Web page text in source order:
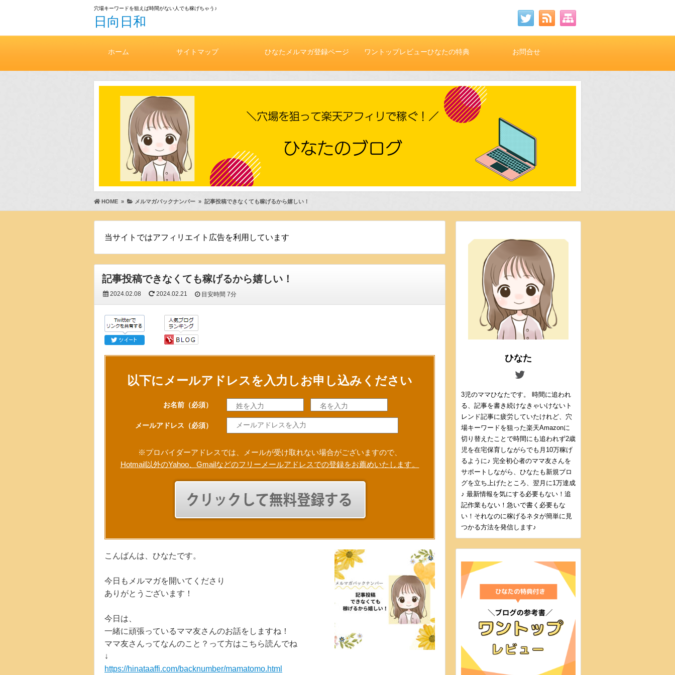
穴場キーワードを狙えば時間がない人でも稼げちゃう♪
日向日和
ホーム サイトマップ ひなたメルマガ登録ページ ワントップレビューひなたの特典
付き
お問合せ
HOME » メルマガバックナンバー » 記事投稿できなくても稼げるから嬉しい！
当サイトではアフィリエイト広告を利用しています
記事投稿できなくても稼げるから嬉しい！
2024.02.08 2024.02.21 目安時間7分
以下にメールアドレスを入力しお申し込みください
お名前（必須）
メールアドレス （必須）
※プロバイダーアドレスでは、メールが受け取れない場合がございますので、
Hotmail以外のYahoo、Gmailなどのフリーメールアドレスでの登録をお薦めいたします。
こんばんは、ひなたです。
今日もメルマガを開いてくださり
ありがとうございます！
今日は、
一緒に頑張っているママ友さんのお話をしますね！
ママ友さんってなんのこと？って方はこちら読んでね
↓
https://hinataaffi.com/backnumber/mamatomo.html
ひなた
3児のママひなたです。 時間に追われ
る、記事を書き続けなきゃいけないト
レンド記事に疲労していたけれど、穴
場キーワードを狙った楽天Amazonに
切り替えたことで時間にも追われず2歳
児を在宅保育しながらでも月10万稼げ
るように♪ 完全初心者のママ友さんを
サポートしながら、ひなたも新規ブロ
グを立ち上げたところ、翌月に1万達成
♪ 最新情報を気にする必要もない！追
記作業もない！急いで書く必要もな
い！それなのに稼げるネタが簡単に見
つかる方法を発信します♪